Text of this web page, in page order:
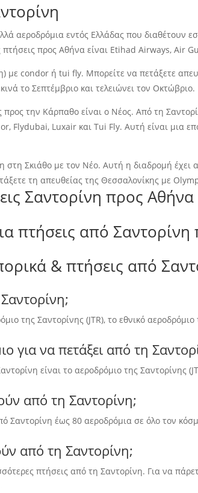
αεροδρόμια εντός Ελλάδας που διαθέτουν
πτήσεις προς Αθήνα είναι Etihad Airways, Air
με condor ή tui fly. Μπορείτε να πετάξετε
το Σεπτέμβριο και τελειώνει τον Οκτώβριο.
προς την Κάρπαθο είναι ο Νέος. Από τη
Flydubai, Luxair και Tui Fly. Αυτή είναι μια
στη Σκιάθο με τον Νέο. Αυτή η διαδρομή έχει
τη απευθείας της Θεσσαλονίκης με
Σαντορίνη προς Αθήνα
πτήσεις από
& πτήσεις από
της Σαντορίνης (JTR), το εθνικό
για να πετάξει από τη
είναι το αεροδρόμιο της Σαντορίνης
από τη Σαντορίνη;
Σαντορίνη έως 80 αεροδρόμια σε όλο τον
από τη Σαντορίνη;
πτήσεις από τη Σαντορίνη. Για να